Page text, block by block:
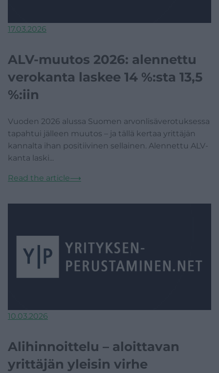
17.03.2026
ALV-muutos 2026: alennettu
verokanta laskee 14 %:sta 13,5
%:iin
Vuoden 2026 alussa Suomen arvonlisäverotuksessa
tapahtui jälleen muutos – ja tällä kertaa yrittäjän
kannalta ihan positiivinen sellainen. Alennettu ALV-
kanta laski...
Read the article⟶
10.03.2026
Alihinnoittelu – aloittavan
yrittäjän yleisin virhe